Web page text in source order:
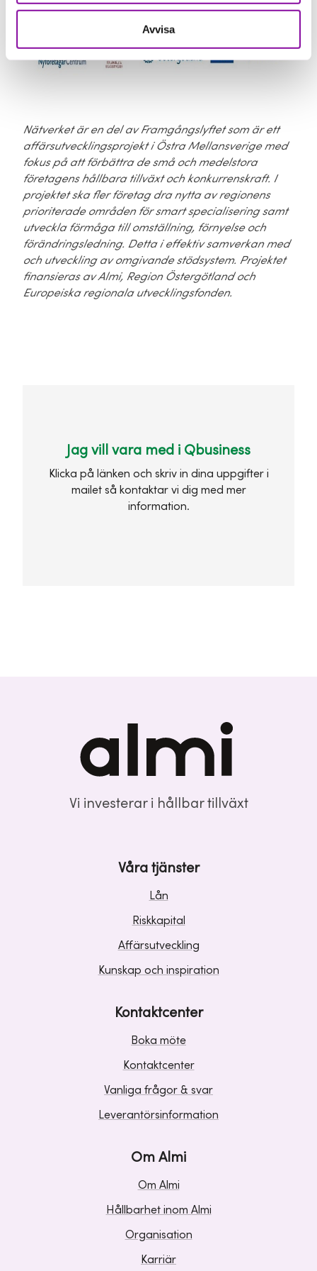
Avvisa
Nätverket är en del av Framgångslyftet som är ett
affärsutvecklingsprojekt i Östra Mellansverige med
fokus på att förbättra de små och medelstora
företagens hållbara tillväxt och konkurrenskraft. I
projektet ska fler företag dra nytta av regionens
prioriterade områden för smart specialisering samt
utveckla förmåga till omställning, förnyelse och
förändringsledning. Detta i effektiv samverkan med
och utveckling av omgivande stödsystem. Projektet
finansieras av Almi, Region Östergötland och
Europeiska regionala utvecklingsfonden.
Jag vill vara med i Qbusiness
Klicka på länken och skriv in dina uppgifter i
mailet så kontaktar vi dig med mer
information.
Vi investerar i hållbar tillväxt
Våra tjänster
Lån
Riskkapital
Affärsutveckling
Kunskap och inspiration
Kontaktcenter
Boka möte
Kontaktcenter
Vanliga frågor & svar
Leverantörsinformation
Om Almi
Om Almi
Hållbarhet inom Almi
Organisation
Karriär